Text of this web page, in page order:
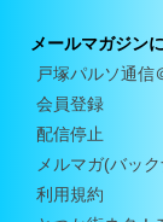
メールマガジン
戸塚パルソ通信
会員登録
配信停止
メルマガ(バッ
利用規約